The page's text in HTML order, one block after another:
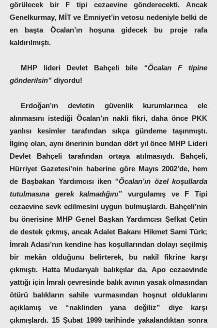
görülecek bir F tipi cezaevine gönderecekti. Ancak
Genelkurmay, MİT ve Emniyet’in vetosu nedeniyle belki de
en başta Öcalan’ın hoşuna gidecek bu proje rafa
kaldırılmıştı.
MHP lideri Devlet Bahçeli bile “Öcalan F tipine
gönderilsin” diyordu!
Erdoğan’ın devletin güvenlik kurumlarınca ele
alınmasını istediği Öcalan’ın nakli fikri, daha önce PKK
yanlısı kesimler tarafından sıkça gündeme taşınmıştı.
İlginç olan, aynı önerinin bundan dört yıl önce MHP Lideri
Devlet Bahçeli tarafından ortaya atılmasıydı. Bahçeli,
Hürriyet Gazetesi’nin haberine göre Mayıs 2002’de, hem
de Başbakan Yardımcısı iken “Öcalan’ın özel koşullarda
tutulmasına gerek kalmadığını” vurgulamış ve F Tipi
cezaevine sevk edilmesini uygun bulmuşlardı. Bahçeli’nin
bu önerisine MHP Genel Başkan Yardımcısı Şefkat Çetin
de destek çıkmış, ancak Adalet Bakanı Hikmet Sami Türk;
İmralı Adası’nın kendine has koşullarından dolayı seçilmiş
bir mekân olduğunu belirterek, bu nakil fikrine karşı
çıkmıştı. Hatta Mudanyalı balıkçılar da, Apo cezaevinde
yattığı için İmralı çevresinde balık avının yasak olmasından
ötürü balıkların sahile vurmasından hoşnut olduklarını
açıklamış ve “naklinden yana değiliz” diye karşı
çıkmışlardı. 15 Şubat 1999 tarihinde yakalandıktan sonra